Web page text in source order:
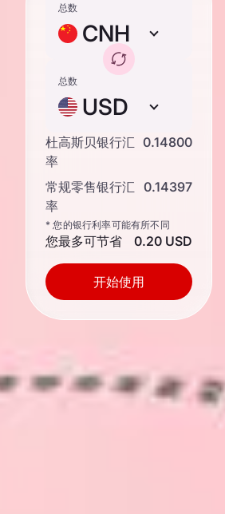
总数
CNH
总数
USD
杜高斯贝银行汇
率
0.14800
常规零售银行汇
率
0.14397
* 您的银行利率可能有所不同
您最多可节省 0.20 USD
开始使用